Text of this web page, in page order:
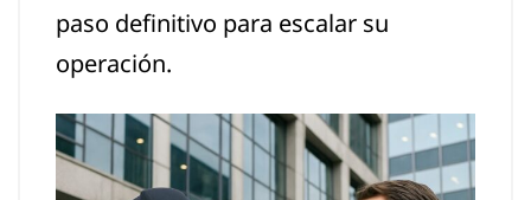
paso definitivo para escalar su
operación.